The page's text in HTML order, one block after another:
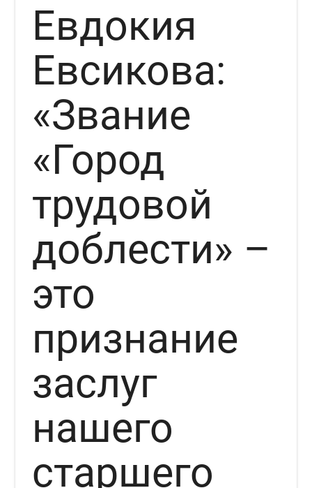
Евдокия
Евсикова:
«Звание
«Город
трудовой
доблести» –
это
признание
заслуг
нашего
старшего